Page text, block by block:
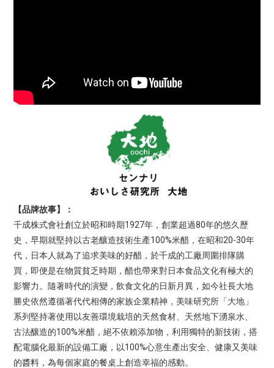
【品牌故事】：
千成株式會社創立於昭和時期1927年，創業超過80年的悠久歷
史，早期就堅持以古老釀造技術生產100%米醋，在昭和20-30年
代，日本人就為了追求美味的好醋，於千成的工廠周圍排隊購
買，即便是在物質貧乏時期，醋也帶來對日本食品文化有極大的
影響力。隨著時代的演變，飲食文化的日新月異，如今社長大地
勝史依然遵循著代代相傳的家族企業精神，美味研究所「大地」
系列堅持著使用以友善環境栽培的天然食材、天然地下湧泉水、
古法釀造的100%米醋，絕不依賴添加物，利用獨特的新技術，搭
配電腦化最新的設備工廠，以 100%心意生產出安全、健康又美味
的醬料，為每個家庭的餐桌上創造幸福的感動。